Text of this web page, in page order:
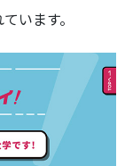
います。